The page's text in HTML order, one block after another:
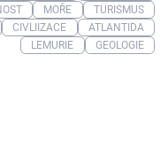
MOŘE
TURISMUS
CIVLIIZACE
ATLANTIDA
LEMURIE
GEOLOGIE